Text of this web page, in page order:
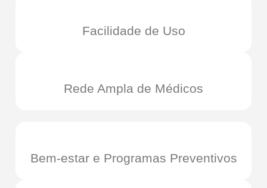
Facilidade de Uso
Rede Ampla de Médicos
Bem-estar e Programas Preventivos